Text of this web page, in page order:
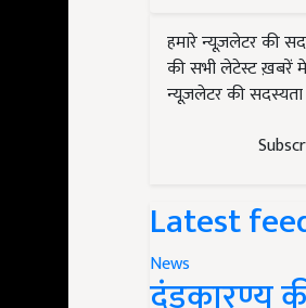
हमारे न्यूज़लेटर की
की सभी लेटेस्ट ख़बरें
न्यूज़लेटर की
Latest
News